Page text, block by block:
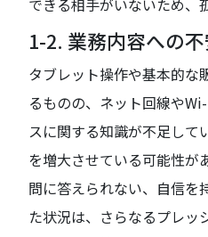
1-2. 業務内容への
タブレット操作や基本的な
るものの、ネット回線や
スに関する知識が不足して
を増大させている可能性が
問に答えられない、自信を
た状況は、さらなるプレッ